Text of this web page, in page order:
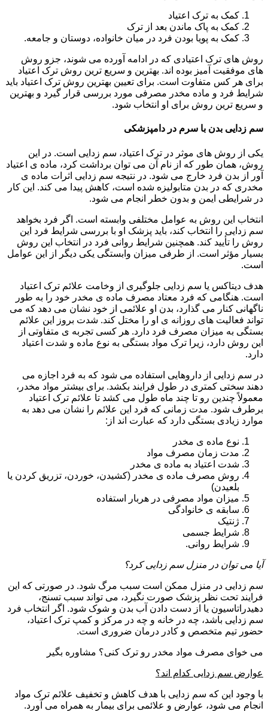
کمک به ترک اعتیاد
کمک به پاک ماندن بعد از ترک
کمک به پویا بودن فرد در میان خانواده، دوستان و جامعه.
روش های ترک اعتیادی که در ادامه آورده می شوند، جزو روش
های موفقیت آمیز بوده اند. بهترین و سریع ترین روش ترک اعتیاد
برای هر کس متفاوت است. برای تعیین بهترین روش ترک اعتیاد باید
شرایط فرد و ماده مخدر مصرفی مورد بررسی قرار گیرد و بهترین
و سریع ترین روش برای او انتخاب شود.
سم زدایی بدن با سرم در دامپزشکی
یکی از روش های موثر در ترک اعتیاد، سم زدایی است. در این
روش، همان طور که از نام آن می توان برداشت کرد، ماده ی اعتیاد
آور از بدن فرد خارج می شود. در نتیجه سم زدایی اثرات ماده ی
مخدری که در بدن متابولیزه شده است، کاهش پیدا می کند. این کار
در شرایطی ایمن و بدون خطر انجام می شود.
انتخاب این روش به عوامل مختلفی وابسته است. اگر فرد بخواهد
سم زدایی را انتخاب کند، باید پزشک او با بررسی شرایط فرد این
روش را تأیید کند. همچنین شرایط روانی فرد در انتخاب این روش
بسیار مؤثر است. از طرفی میزان وابستگی یکی دیگر از این عوامل
است.
هدف دیتاکس یا سم زدایی جلوگیری از وخامت علائم ترک اعتیاد
است. هنگامی که فرد معتاد مصرف ماده ی مخدر خود را به طور
ناگهانی کنار می گذارد، بدن او علائمی از خود نشان می دهد که می
تواند فعالیت های روزانه ی او را مختل کند. شدت بروز این علائم
بستگی به میزان مصرف فرد دارد. هر کسی تجربه ی متفاوتی از
این روش دارد، زیرا ترک مواد بستگی به نوع ماده و شدت اعتیاد
دارد.
در سم زدایی از داروهایی استفاده می شود که به فرد اجازه می
دهند سختی کمتری در طول فرایند بکشد. برای بیشتر مواد مخدر،
معمولاً چندین رو تا چند ماه طول می کشد تا علائم ترک اعتیاد
برطرف شود. مدت زمانی که فرد این علائم را نشان می دهد به
موارد زیادی بستگی دارد که عبارت اند از:
نوع ماده ی مخدر
مدت زمان مصرف مواد
شدت اعتیاد به ماده ی مخدر
روش مصرف ماده ی مخدر (کشیدن، خوردن، تزریق کردن یا
بلعیدن)
میزان مواد مصرفی در هربار استفاده
سابقه ی خانوادگی
ژنتیک
شرایط جسمی
شرایط روانی.
آیا می توان در منزل سم زدایی کرد؟
سم زدایی در منزل ممکن است سبب مرگ شود. در صورتی که این
فرایند تحت نظر پزشک صورت نگیرد، می تواند سبب تسنج،
دهیدراتاسیون یا از دست دادن آب بدن و شوک شود. اگر انتخاب فرد
سم زدایی باشد، چه در خانه و چه در مرکز و کمپ ترک اعتیاد،
حضور تیم متخصص و کادر درمان ضروری است.
می خوای مصرف مواد مخدر رو ترک کنی؟ مشاوره بگیر
عوارض سم زدایی کدام اند؟
با وجود این که سم زدایی با هدف کاهش و تخفیف علائم ترک مواد
انجام می شود، عوارض و علائمی برای بیمار به همراه می آورد.